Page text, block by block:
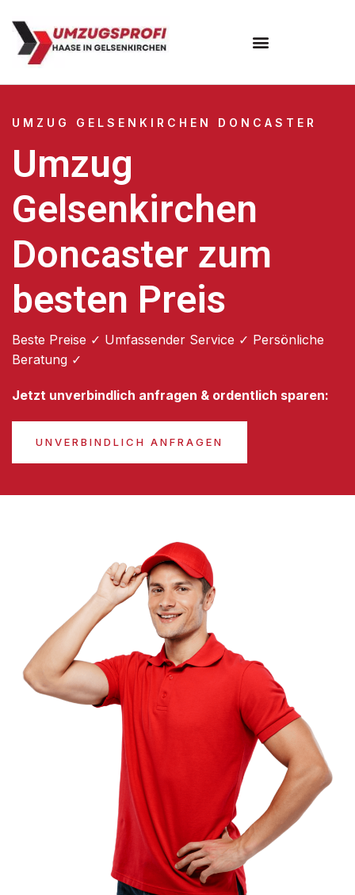
UMZUG GELSENKIRCHEN DONCASTER
Umzug
Gelsenkirchen
Doncaster zum
besten Preis
Beste Preise ✓ Umfassender Service ✓ Persönliche
Beratung ✓
Jetzt unverbindlich anfragen & ordentlich sparen:
UNVERBINDLICH ANFRAGEN